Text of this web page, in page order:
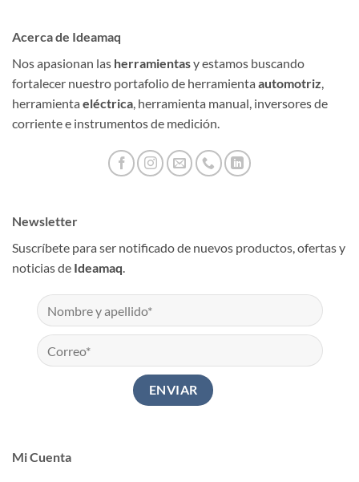
Acerca de Ideamaq
Nos apasionan las herramientasy estamos buscando
fortalecer nuestro portafolio de herramienta automotriz,
herramienta eléctrica, herramienta manual, inversores de
corriente e instrumentos de medición.
Mi Cuenta
Newsletter
Suscríbete para ser notificado de nuevos productos, ofertas y
noticias de Ideamaq.